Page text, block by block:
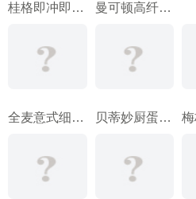
桂格即冲即饮燕麦片 曼可顿高纤维全麦面包
全麦意式细面条 贝蒂妙厨蛋糕预拌粉